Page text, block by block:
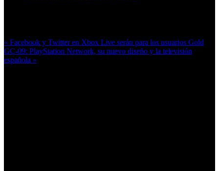
« Facebook y Twitter en Xbox Live serán para los usuarios Gold
GC-09: PlayStation Network, su nuevo diseño y la televisión
española »